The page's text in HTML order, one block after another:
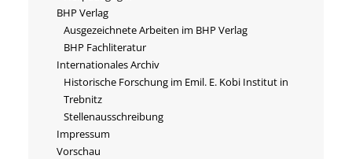
BHP Verlag
Ausgezeichnete Arbeiten im BHP Verlag
BHP Fachliteratur
Internationales Archiv
Historische Forschung im Emil. E. Kobi Institut in
Trebnitz
Stellenausschreibung
Impressum
Vorschau